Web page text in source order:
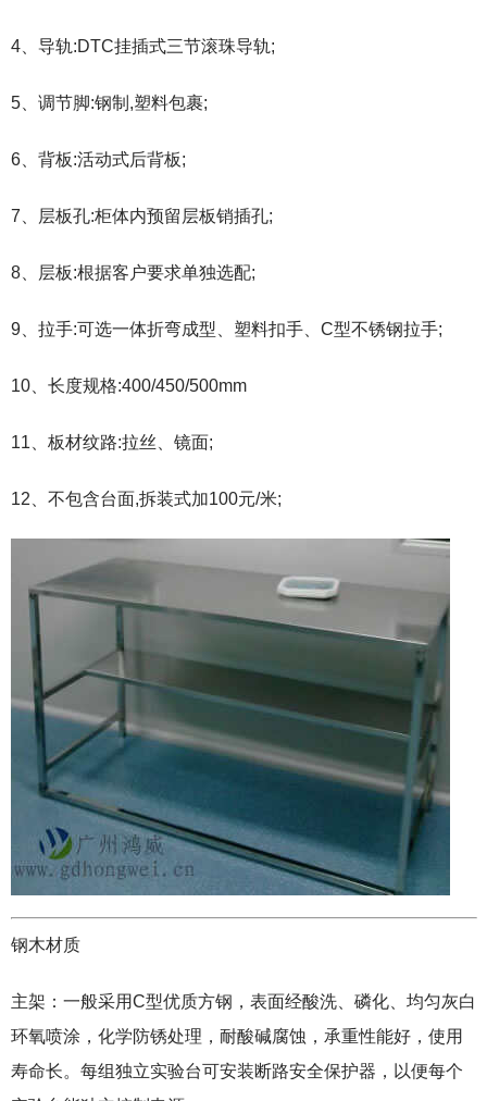
4、导轨:DTC挂插式三节滚珠导轨;
5、调节脚:钢制,塑料包裹;
6、背板:活动式后背板;
7、层板孔:柜体内预留层板销插孔;
8、层板:根据客户要求单独选配;
9、拉手:可选一体折弯成型、塑料扣手、C型不锈钢拉手;
10、长度规格:400/450/500mm
11、板材纹路:拉丝、镜面;
12、不包含台面,拆装式加100元/米;
钢木材质
主架：一般采用C型优质方钢，表面经酸洗、磷化、均匀灰白
环氧喷涂，化学防锈处理，耐酸碱腐蚀，承重性能好，使用
寿命长。每组独立实验台可安装断路安全保护器，以便每个